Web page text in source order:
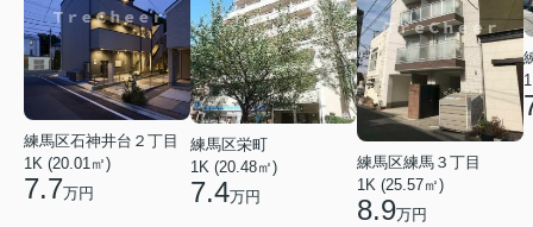
練馬区石神井台２丁目
1K (20.01㎡)
7.7万円
練馬区栄町
1K (20.48㎡)
7.4万円
練馬区練馬３丁目
1K (25.57㎡)
8.9万円